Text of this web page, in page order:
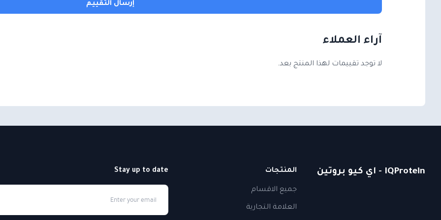
إرسال التقييم
آراء العملاء
لا توجد تقييمات لهذا المنتج بعد.
IQProtein - اي كيو بروتين المنتجات
جميع الاقسام
العلامة التجارية
Stay up to date